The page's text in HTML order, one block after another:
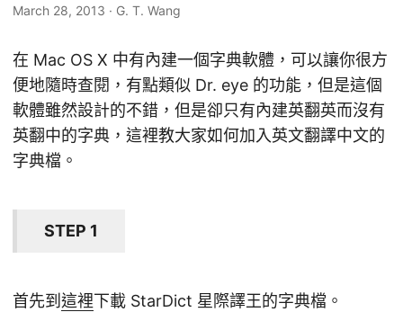
March 28, 2013 · G. T. Wang
在 Mac OS X 中有內建一個字典軟體，可以讓你很方
便地隨時查閱，有點類似 Dr. eye 的功能，但是這個
軟體雖然設計的不錯，但是卻只有內建英翻英而沒有
英翻中的字典，這裡教大家如何加入英文翻譯中文的
字典檔。
STEP 1
首先到 這裡下載 StarDict 星際譯王的字典檔。